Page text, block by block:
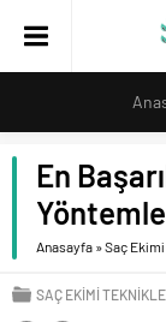
En
Anasayfa »Saç
SAÇ EKIMI